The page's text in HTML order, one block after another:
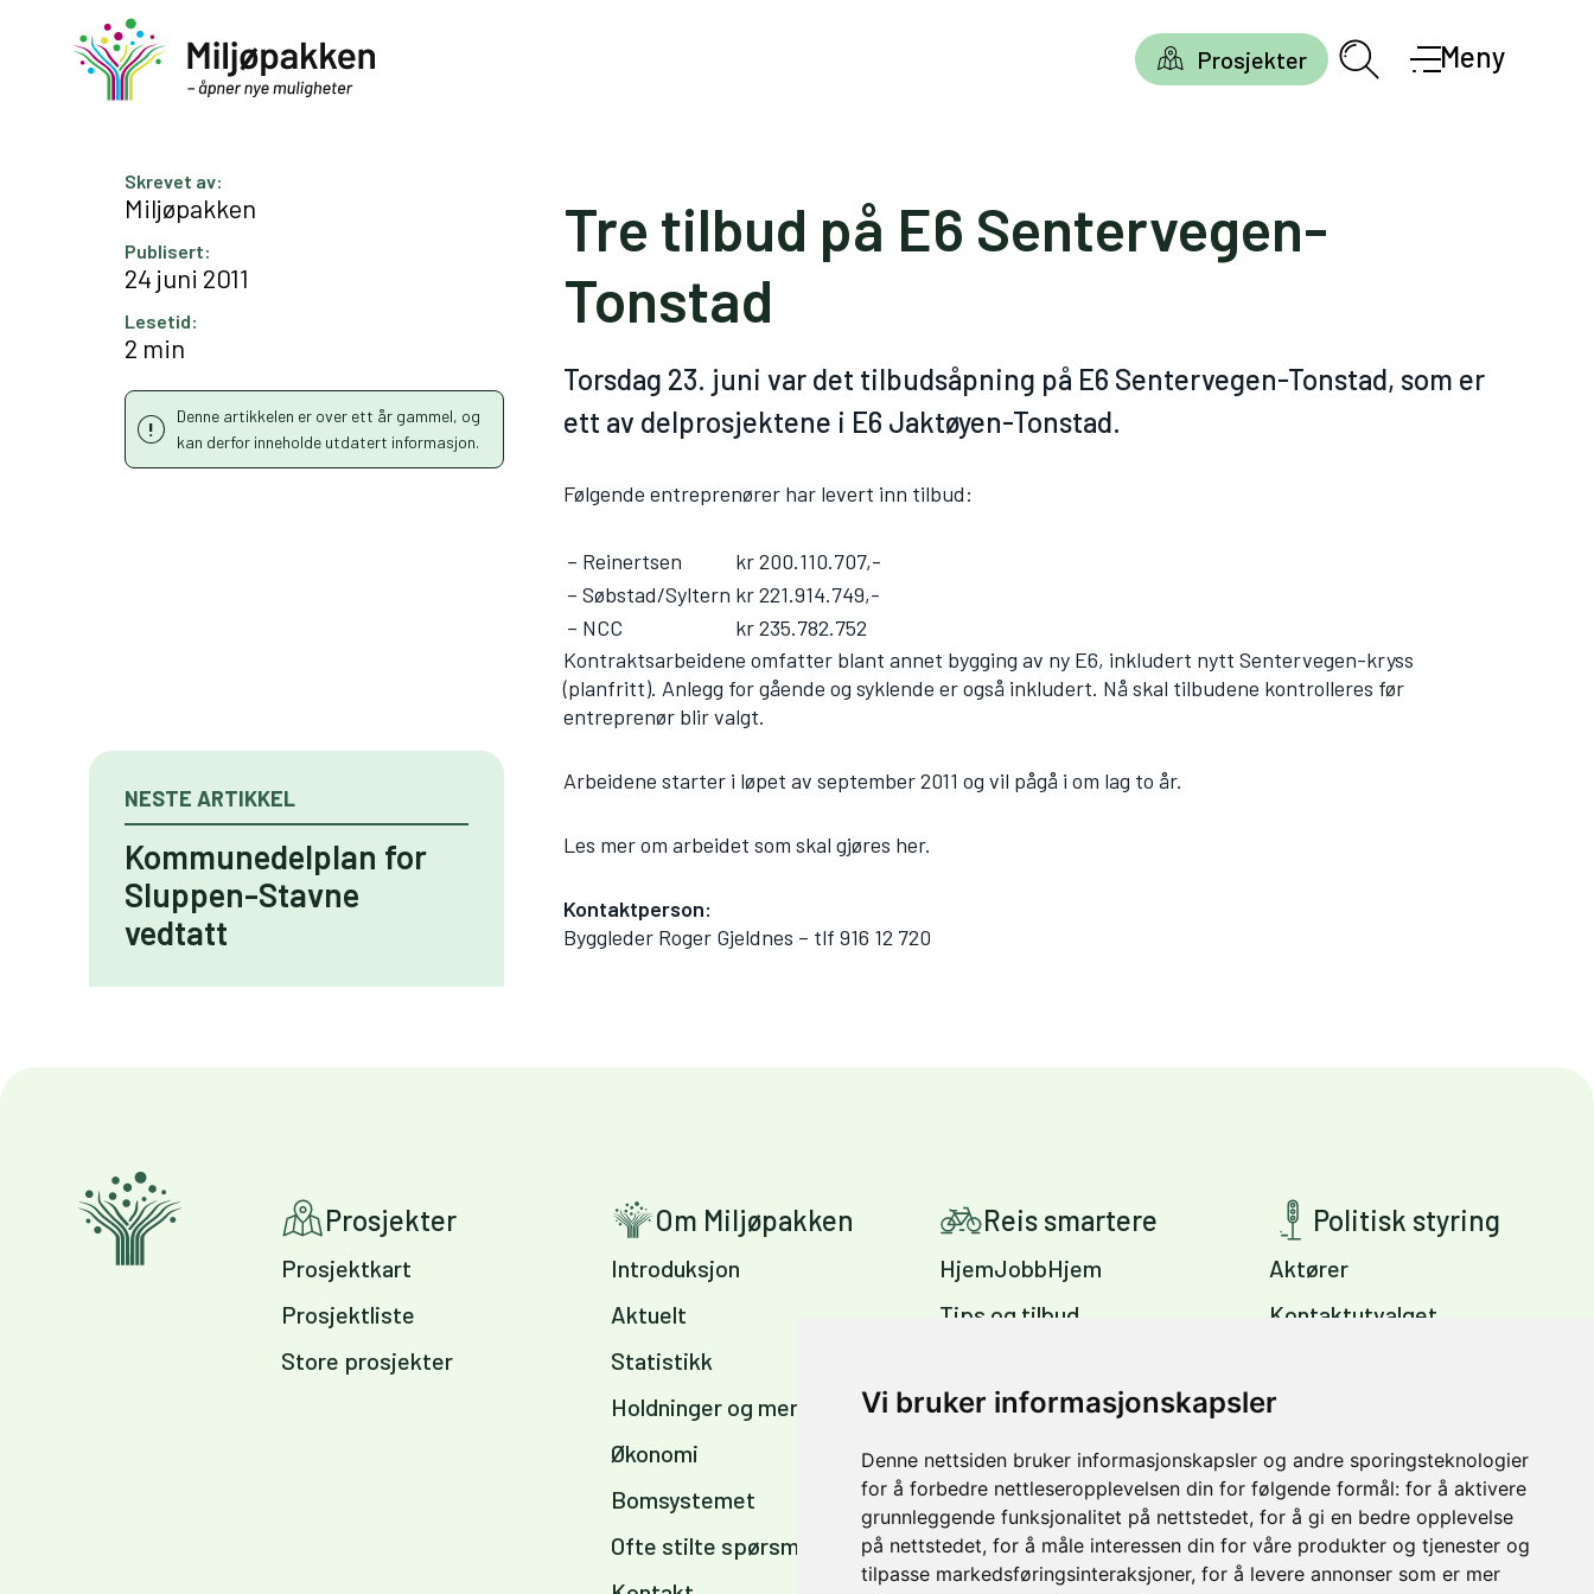
Vi bruker informasjonskapsler
Denne nettsiden bruker informasjonskapsler og andre sporingsteknologier
for å forbedre nettleseropplevelsen din for følgende formål: for å aktivere
grunnleggende funksjonalitet på nettstedet, for å gi en bedre opplevelse
på nettstedet, for å måle interessen din for våre produkter og tjenester og
tilpasse markedsføringsinteraksjoner, for å levere annonser som er mer
Prosjekter Meny
Skrevet av:
Miljøpakken
Publisert:
24 juni 2011
Lesetid:
2 min
Denne artikkelen er over ett år gammel, og
kan derfor inneholde utdatert informasjon.
Tre tilbud på E6 Sentervegen-
Tonstad
Torsdag 23. juni var det tilbudsåpning på E6 Sentervegen-Tonstad, som er
ett av delprosjektene i E6 Jaktøyen-Tonstad.
Følgende entreprenører har levert inn tilbud:
– Reinertsen
kr 200.110.707,-
– Søbstad/Syltern kr 221.914.749,-
– NCC
kr 235.782.752
Kontraktsarbeidene omfatter blant annet bygging av ny E6, inkludert nytt Sentervegen-kryss
(planfritt). Anlegg for gående og syklende er også inkludert. Nå skal tilbudene kontrolleres før
entreprenør blir valgt.
Arbeidene starter i løpet av september 2011 og vil pågå i om lag to år.
Les mer om arbeidet som skal gjøres her.
Kontaktperson:
Byggleder Roger Gjeldnes – tlf 916 12 720
NESTE ARTIKKEL
Kommunedelplan for
Sluppen-Stavne
vedtatt
Prosjekter
Prosjektkart
Prosjektliste
Store prosjekter
Om Miljøpakken
Introduksjon
Aktuelt
Statistikk
Holdninger og meninger
Økonomi
Bomsystemet
Ofte stilte spørsmål
Reis smartere
HjemJobbHjem
Tips og tilbud
arbeidsplass
sommer og vinter
Politisk styring
Aktører
Kontaktutvalget
Miljøpakkens mål